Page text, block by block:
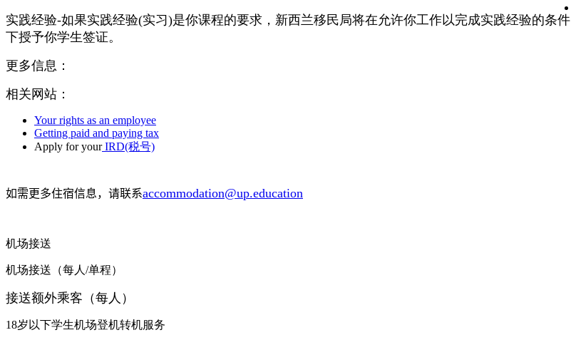
实践经验-如果实践经验(实习)是你课程的要求，新西兰移民局将在允许你工作以完成实践经验的条件
下授予你学生签证。
更多信息：
相关网站：
Your rights as an employee
Getting paid and paying tax
Apply for yourIRD(税号)
如需更多住宿信息，请联系accommodation@up.education
机场接送
机场接送（每人/单程）
接送额外乘客（每人）
18岁以下学生机场登机转机服务